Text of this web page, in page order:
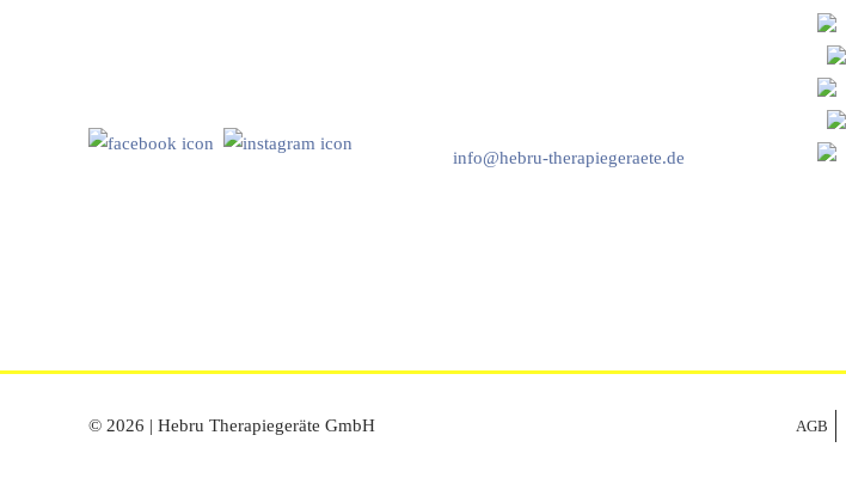
info@hebru-therapiegeraete.de
© 2026 | Hebru Therapiegeräte GmbH AGB